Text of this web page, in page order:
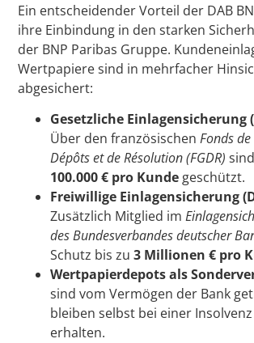
Ein entscheidender Vorteil der DAB
ihre Einbindung in den starken
der BNP Paribas Gruppe.
Wertpapiere sind in mehrfacher
abgesichert:
Gesetzliche Einlagensicherung
Über den französischenFonds
Dépôts et de Résolution (FGDR)
100.000 € pro Kunde geschützt.
Freiwillige Einlagensicherung
Zusätzlich Mitglied im
des Bundesverbandes deutscher
Schutz bis zu3 Millionen € pro
Wertpapierdepots als
sind vom Vermögen der Bank
bleiben selbst bei einer
erhalten.